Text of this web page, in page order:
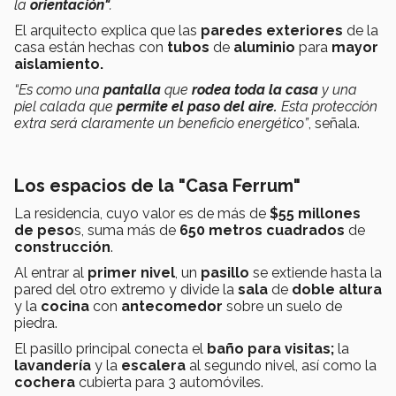
la orientación".
El arquitecto explica que las paredes exteriores de la
casa están hechas con tubos de aluminio para mayor
aislamiento.
“Es como una pantalla que rodea toda la casa y una
piel calada que permite el paso del aire. Esta protección
extra será claramente un beneficio energético”, señala.
Los espacios de la "Casa Ferrum"
La residencia, cuyo valor es de más de $55 millones
de pesos, suma más de 650 metros cuadrados de
construcción.
Al entrar al primer nivel, un pasillo se extiende hasta la
pared del otro extremo y divide la sala de doble altura
y la cocina con antecomedor sobre un suelo de
piedra.
El pasillo principal conecta el baño para visitas; la
lavandería y la escalera al segundo nivel, así como la
cochera cubierta para 3 automóviles.